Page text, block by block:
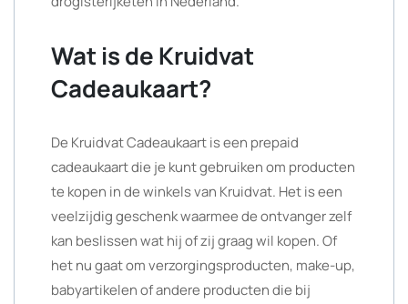
Wat is de Kruidvat
Cadeaukaart?
De Kruidvat Cadeaukaart is een prepaid
cadeaukaart die je kunt gebruiken om producten
te kopen in de winkels van Kruidvat. Het is een
veelzijdig geschenk waarmee de ontvanger zelf
kan beslissen wat hij of zij graag wil kopen. Of
het nu gaat om verzorgingsproducten, make-up,
babyartikelen of andere producten die bij